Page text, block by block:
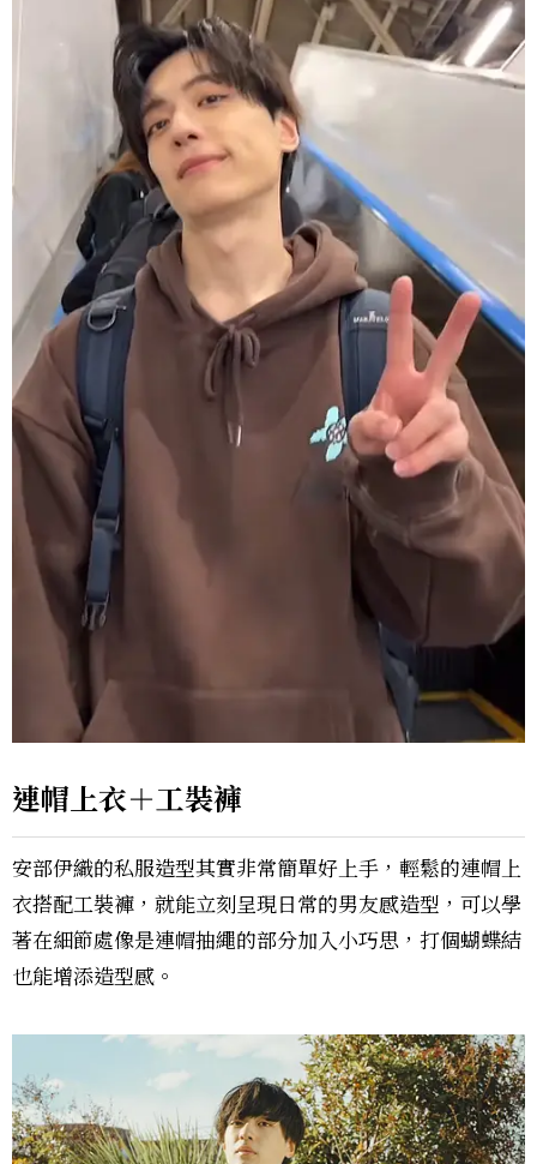
連帽上衣＋工裝褲
安部伊織的私服造型其實非常簡單好上手，輕鬆的連帽上
衣搭配工裝褲，就能立刻呈現日常的男友感造型，可以學
著在細節處像是連帽抽繩的部分加入小巧思，打個蝴蝶結
也能增添造型感。